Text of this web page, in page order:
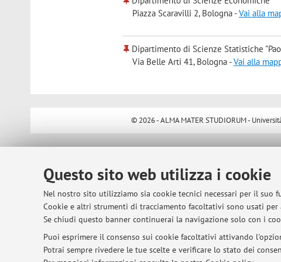
Questo sito web utilizza i cookie
Nel nostro sito utilizziamo sia cookie tecnici necessari per il
Cookie e altri strumenti di tracciamento facoltativi sono usati
Se chiudi questo banner continuerai la navigazione solo con i
Puoi esprimere il consenso sui cookie facoltativi attivando
Potrai sempre rivedere le tue scelte e verificare lo stato dei
Piazza Scaravilli 2, Bologna -Vai alla
Dipartimento di Scienze Statistiche
Via Belle Arti 41, Bologna -Vai alla
© 2026 - ALMA MATER STUDIORUM -